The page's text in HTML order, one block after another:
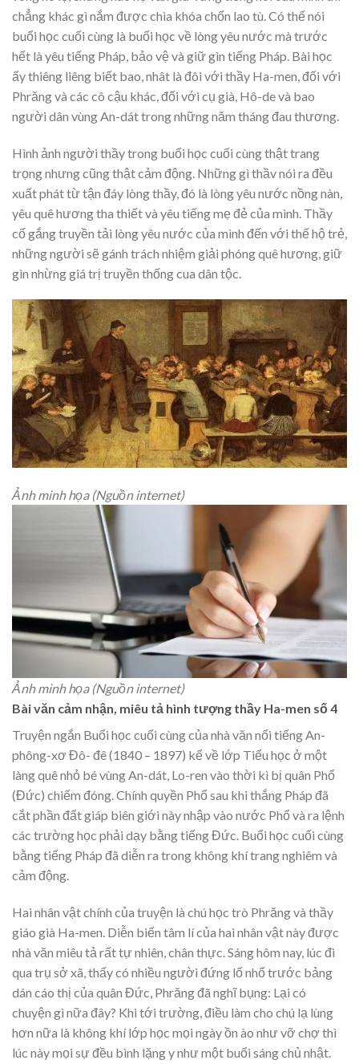
chẳng khác gì nắm được chìa khóa chốn lao tù. Có thế nói
buổi học cuối cùng là buổi học về lòng yêu nước mà trước
hết là yêu tiếng Pháp, bảo vệ và giữ gìn tiếng Pháp. Bài học
ấy thiêng liêng biết bao, nhât là đôi với thầy Ha-men, đối với
Phrăng và các cô cậu khác, đối với cụ già, Hô-de và bao
người dân vùng An-dát trong những năm tháng đau thương.
Hình ảnh người thầy trong buổi học cuối cùng thật trang
trọng nhưng cũng thật cảm động. Những gì thầv nói ra đều
xuất phát từ tận đáy lòng thầy, đó là lòng yêu nước nồng nàn,
yêu quê hương tha thiết và yêu tiếng mẹ đẻ của mình. Thầy
cố gắng truyền tải lòng yêu nước của mình đến với thế hộ trẻ,
những người sẽ gánh trách nhiệm giải phóng quê hương, giữ
gìn nhừng giá trị truyền thống cua dân tộc.
Ảnh minh họa (Nguồn internet)
Ảnh minh họa (Nguồn internet)
Bài văn cảm nhận, miêu tả hình tượng thầy Ha-men số 4
Truyện ngắn Buổi học cuối cùng của nhà văn nổi tiếng An-
phông-xơ Đô- đê (1840 – 1897) kể về lớp Tiểu học ở một
làng quê nhỏ bé vùng An-dát, Lo-ren vào thời kì bị quân Phổ
(Đức) chiếm đóng. Chính quyền Phổ sau khi thắng Pháp đã
cắt phần đất giáp biên giới này nhập vào nước Phổ và ra lệnh
các trường học phải dạy bằng tiếng Đức. Buổi học cuối cùng
bằng tiếng Pháp đã diễn ra trong không khí trang nghiêm và
cảm động.
Hai nhân vật chính của truyện là chú học trò Phrăng và thầy
giáo già Ha-men. Diễn biến tâm lí của hai nhân vật này được
nhà văn miêu tả rất tự nhiên, chân thực. Sáng hôm nay, lúc đi
qua trụ sở xã, thấy có nhiều người đứng lố nhố trước bảng
dán cáo thị của quân Đức, Phrăng đã nghĩ bụng: Lại có
chuyện gì nữa đây? Khi tới trường, điều làm cho chú lạ lùng
hơn nữa là không khí lớp học mọi ngày ồn ào như vỡ chợ thì
lúc này mọi sự đều bình lặng y như một buổi sáng chủ nhật.